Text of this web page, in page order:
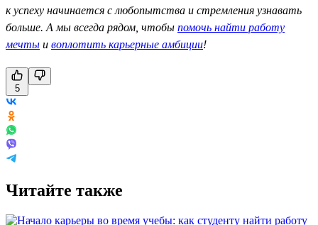
к успеху начинается с любопытства и стремления узнавать
больше. А мы всегда рядом, чтобы помочь найти работу
мечты и воплотить карьерные амбиции!
5
Читайте также